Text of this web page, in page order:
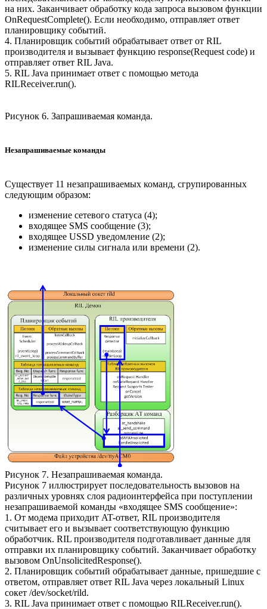
на них. Заканчивает обработку кода запроса вызовом функции
OnRequestComplete(). Если необходимо, отправляет ответ
планировщику событий.
4. Планировщик событий обрабатывает ответ от RIL
производителя и вызывает функцию response(Request code) и
отправляет ответ RIL Java.
5. RIL Java принимает ответ с помощью метода
RILReceiver.run().
Рисунок 6. Запрашиваемая команда.
Незапрашиваемые команды
Существует 11 незапрашиваемых команд, сгрупированных
следующим образом:
изменение сетевого статуса (4);
входящее SMS сообщение (3);
входящее USSD уведомление (2);
изменение силы сигнала или времени (2).
Рисунок 7. Незапрашиваемая команда.
Рисунок 7 иллюстрирует последовательность вызовов на
различных уровнях слоя радиоинтерфейса при поступлении
незапрашиваемой команды «входящее SMS сообщение»:
1. От модема приходит AT-ответ, RIL производителя
считывает его и вызывает соответствующую функцию
обработчик. RIL производителя подготавливает данные для
отправки их планировщику событий. Заканчивает обработку
вызовом OnUnsolicitedResponse().
2. Планировщик событий обрабатывает данные, пришедшие с
ответом, отправляет ответ RIL Java через локальный Linux
сокет /dev/socket/rild.
3. RIL Java принимает ответ с помощью RILReceiver.run().